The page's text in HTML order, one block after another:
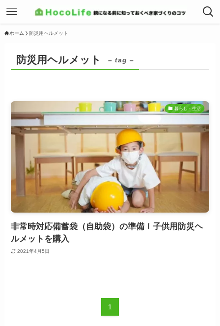
ホーム 防災用ヘルメット
防災用ヘルメット – tag –
暮らし・生活
非常時対応備蓄袋（自助袋）の準備！子供用防災ヘ
ルメットを購入
2021年4月5日
1